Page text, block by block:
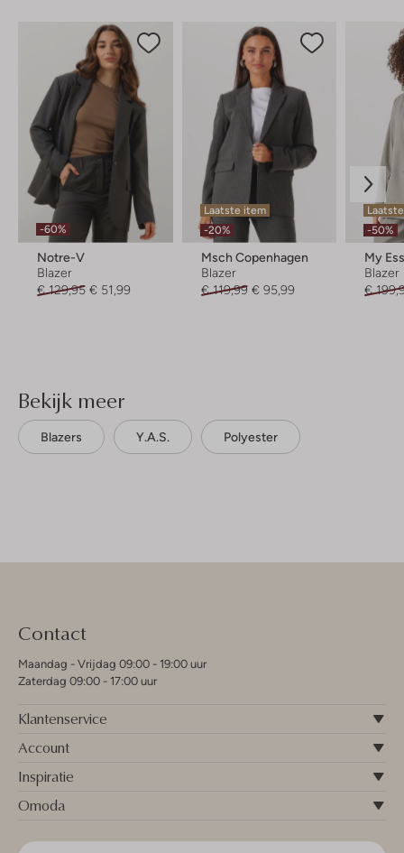
-60%
Notre-V
Blazer
€ 129,95 € 51,99
Laatste item
-20%
Msch Copenhagen
Blazer
€ 119,99 € 95,99
-50%
Blazer
€
Bekijk meer
Blazers Y.a.s. Polyester
Contact
Maandag - Vrijdag 09:00 - 19:00 uur
Zaterdag 09:00 - 17:00 uur
Klantenservice
Account
Inspiratie
Omoda